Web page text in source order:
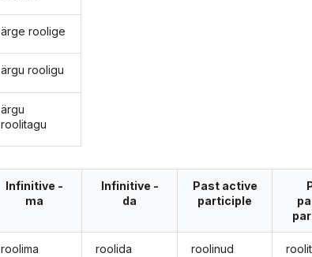
ärge roolige
ärgu rooligu
ärgu
roolitagu
Infinitive -
ma
roolima
Infinitive -
da
roolida
Past active
participle
roolinud